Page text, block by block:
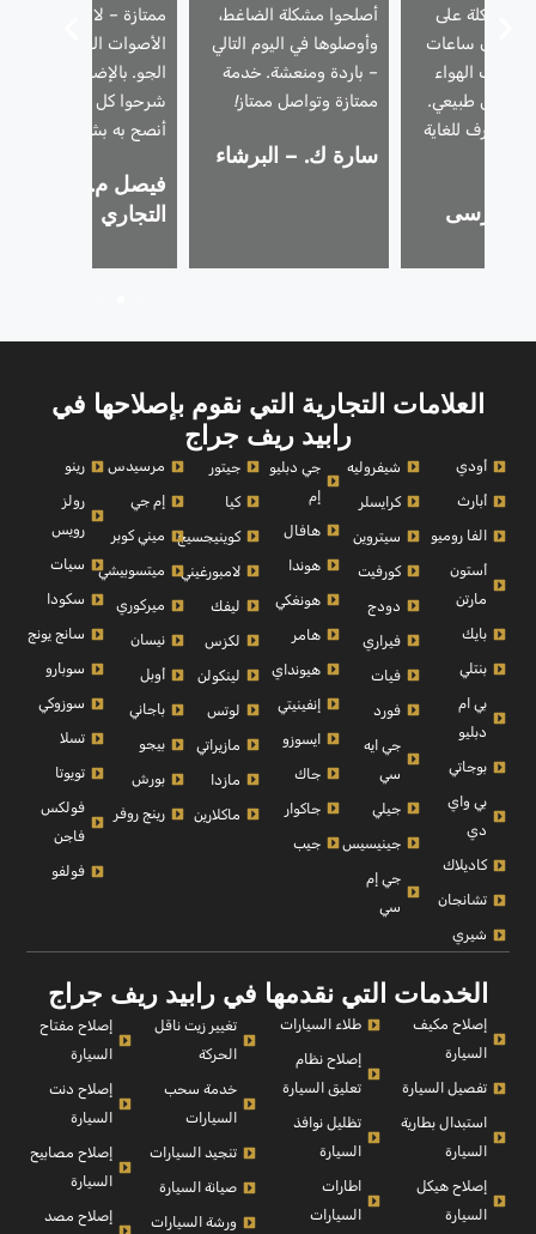
المشكلة على
غضون ساعات
مكيف الهواء
بشكل طبيعي.
محترف للغاية
– مرسى
أصلحوا مشكلة الضاغط،
وأوصلوها في اليوم التالي
– باردة ومنعشة. خدمة
ممتازة وتواصل ممتاز!
سارة ك. – البرشاء
ممتازة – لا مزيد من
الأصوات الغريبة أو
الجو. بالإضافة إلى ذلك،
شرحوا كل شيء بوضوح.
أنصح به بشدة!
فيصل م. – الخليج
التجاري
العلامات التجارية التي نقوم بإصلاحها في
رابيد ريف جراج
أودي
أبارث
الفا روميو
أستون
مارتن
بايك
بنتلي
بي ام
دبليو
بوجاتي
بي واي
دي
كاديلاك
تشانجان
شيري
شيفروليه
كرايسلر
سيتروين
كورفيت
دودج
فيراري
فيات
فورد
جي ايه
سي
جيلي
جينيسيس
جي إم
سي
جي دبليو
إم
هافال
هوندا
هونغكي
هامر
هيونداي
إنفينيتي
ايسوزو
جاك
جاكوار
جيب
جيتور
كيا
كوينيجسيج
لامبورغيني
ليفك
لكزس
لينكولن
لوتس
مازيراتي
مازدا
ماكلارين
مرسيدس
إم جي
ميني كوبر
ميتسوبيشي
ميركوري
نيسان
أوبل
باجاني
بيجو
بورش
رينج روفر
رينو
رولز
رويس
سيات
سكودا
سانج يونج
سوبارو
سوزوكي
تسلا
تويوتا
فولكس
فاجن
فولفو
الخدمات التي نقدمها في رابيد ريف جراج
إصلاح مكيف
السيارة
تفصيل السيارة
استبدال بطارية
السيارة
إصلاح هيكل
السيارة
طلاء السيارات
إصلاح نظام
تعليق السيارة
تظليل نوافذ
السيارة
اطارات
السيارات
تغيير زيت ناقل
الحركة
خدمة سحب
السيارات
تنجيد السيارات
صيانة السيارة
ورشة السيارات
إصلاح مفتاح
السيارة
إصلاح دنت
السيارة
إصلاح مصابيح
السيارة
إصلاح مصد